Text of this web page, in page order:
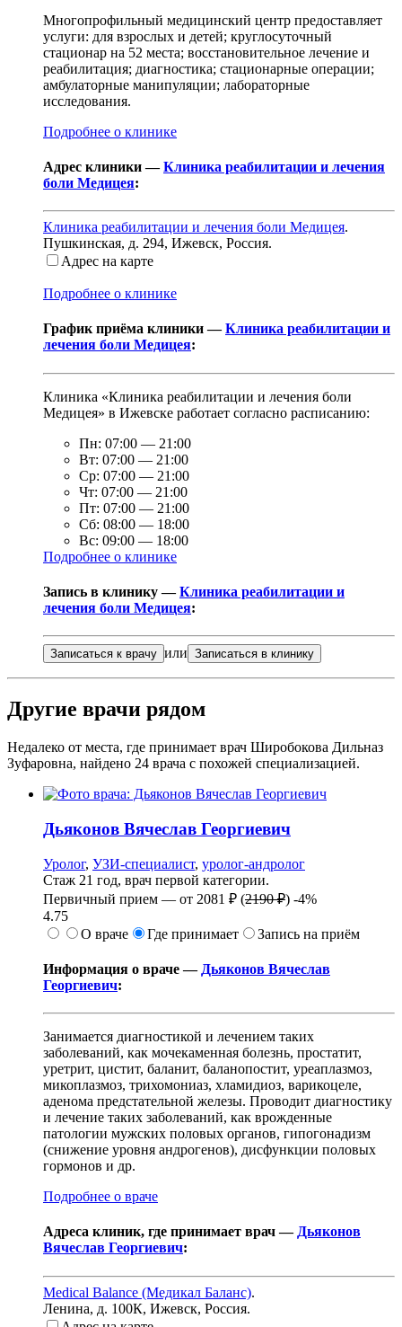
Многопрофильный медицинский центр предоставляет
услуги: для взрослых и детей; круглосуточный
стационар на 52 места; восстановительное лечение и
реабилитация; диагностика; стационарные операции;
амбулаторные манипуляции; лабораторные
исследования.
Подробнее о клинике
Адрес клиники —Клиника реабилитации и лечения
боли Медицея:
Клиника реабилитации и лечения боли Медицея.
Пушкинская, д. 294, Ижевск, Россия.
Адрес на карте
Подробнее о клинике
График приёма клиники —Клиника реабилитации и
лечения боли Медицея:
Клиника «Клиника реабилитации и лечения боли
Медицея» в Ижевске работает согласно расписанию:
Пн: 07:00 — 21:00
Вт: 07:00 — 21:00
Ср: 07:00 — 21:00
Чт: 07:00 — 21:00
Пт: 07:00 — 21:00
Сб: 08:00 — 18:00
Вс: 09:00 — 18:00
Подробнее о клинике
Запись в клинику —Клиника реабилитации и
лечения боли Медицея:
Записаться к врачу или Записаться в клинику
Другие врачи рядом
Недалеко от места, где принимает врач Широбокова Дильназ
Зуфаровна, найдено 24 врача с похожей специализацией.
Дьяконов Вячеслав Георгиевич
Уролог, УЗИ-специалист, уролог-андролог
Стаж 21 год, врач первой категории.
Первичный прием — от 2081 ₽ (2190 ₽) -4%
4.75
О враче
Где принимает Запись на приём
Информация о враче — Дьяконов Вячеслав
Георгиевич:
Занимается диагностикой и лечением таких
заболеваний, как мочекаменная болезнь, простатит,
уретрит, цистит, баланит, баланопостит, уреаплазмоз,
микоплазмоз, трихомониаз, хламидиоз, варикоцеле,
аденома предстательной железы. Проводит диагностику
и лечение таких заболеваний, как врожденные
патологии мужских половых органов, гипогонадизм
(снижение уровня андрогенов), дисфункции половых
гормонов и др.
Подробнее о враче
Адреса клиник, где принимает врач — Дьяконов
Вячеслав Георгиевич:
Medical Balance (Медикал Баланс).
Ленина, д. 100К, Ижевск, Россия.